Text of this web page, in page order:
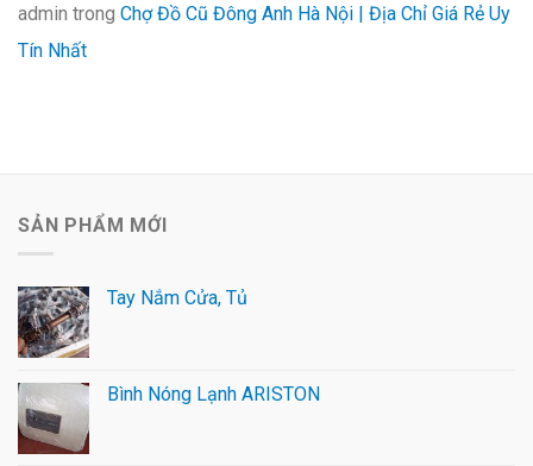
admin trong Chợ Đồ Cũ Đông Anh Hà Nội | Địa Chỉ Giá Rẻ Uy
Tín Nhất
SẢN PHẨM MỚI
Tay Nắm Cửa, Tủ
Bình Nóng Lạnh ARISTON